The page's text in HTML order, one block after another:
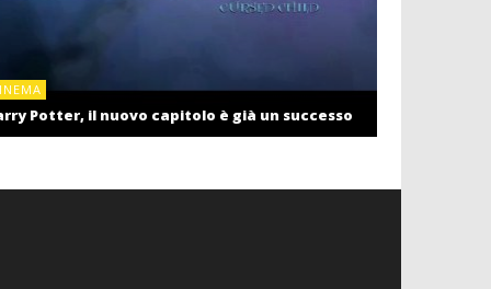
Potter, il nuovo capitolo è già un successo